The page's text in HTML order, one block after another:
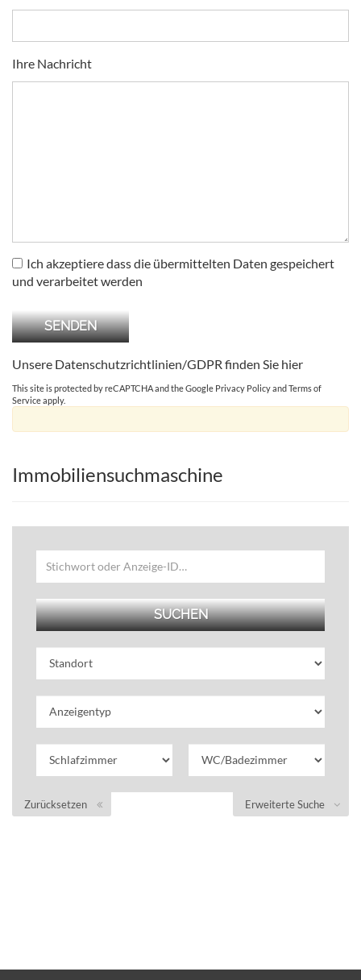
Ihre Nachricht
Ich akzeptiere dass die übermittelten Daten gespeichert
und verarbeitet werden
Unsere Datenschutzrichtlinien/GDPR finden Sie hier
This site is protected by reCAPTCHA and the Google Privacy PolicyandTerms of
Serviceapply.
Immobiliensuchmaschine
Erweiterte Suche
Zurücksetzen